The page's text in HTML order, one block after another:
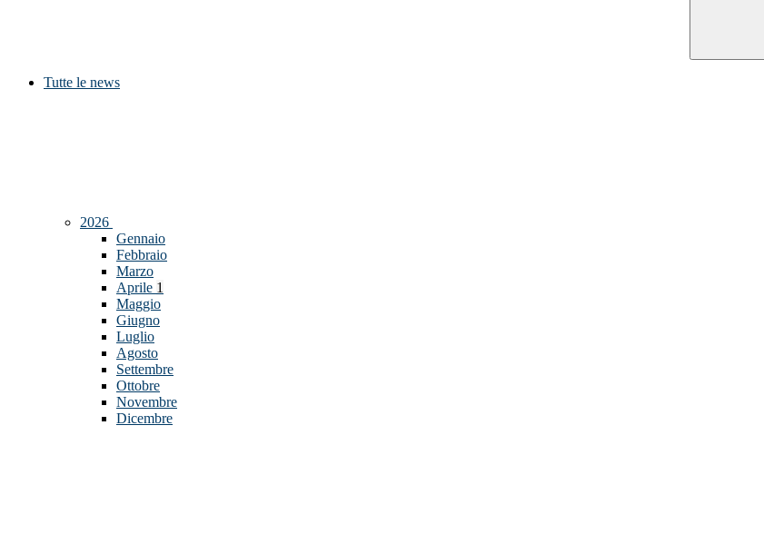
Tutte le news
2026
Gennaio
Febbraio
Marzo
Aprile 1
Maggio
Giugno
Luglio
Agosto
Settembre
Ottobre
Novembre
Dicembre